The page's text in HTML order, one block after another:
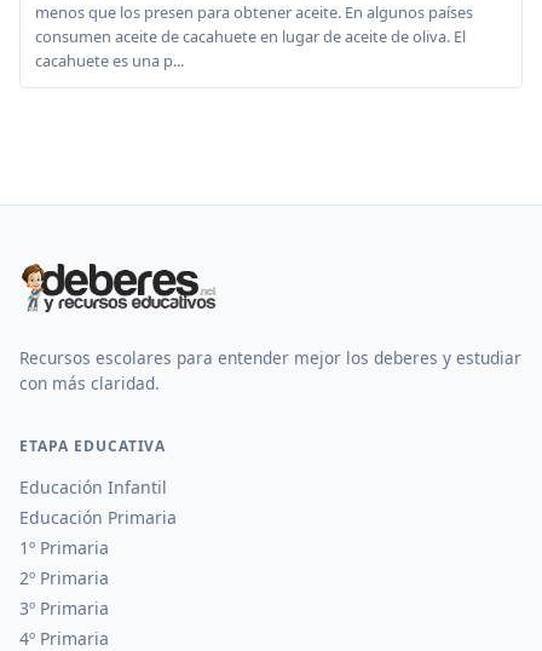
menos que los presen para obtener aceite. En algunos países
consumen aceite de cacahuete en lugar de aceite de oliva. El
cacahuete es una p...
Recursos escolares para entender mejor los deberes y estudiar
con más claridad.
ETAPA EDUCATIVA
Educación Infantil
Educación Primaria
1º Primaria
2º Primaria
3º Primaria
4º Primaria